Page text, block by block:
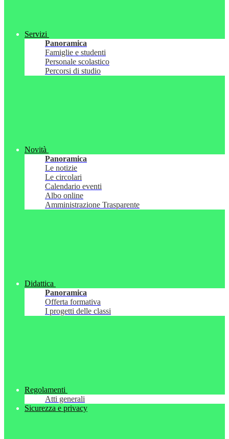
Servizi
Panoramica
Famiglie e studenti
Personale scolastico
Percorsi di studio
Novità
Panoramica
Le notizie
Le circolari
Calendario eventi
Albo online
Amministrazione Trasparente
Didattica
Panoramica
Offerta formativa
I progetti delle classi
Regolamenti
Atti generali
Sicurezza e privacy